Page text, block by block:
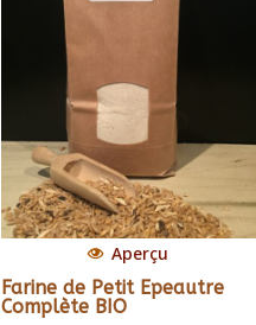
Aperçu
Farine de Petit Epeautre
Complète BIO